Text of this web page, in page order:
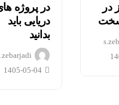
در پروژه
دریایی باید
بدانید
1405-05-04
در
هر آنچه
برای
خرید و
استفاده